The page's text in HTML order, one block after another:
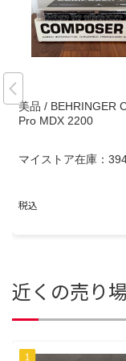
美品 / BEHRINGER
Pro MDX 2200
マイストア在庫：
税込
近くの売り